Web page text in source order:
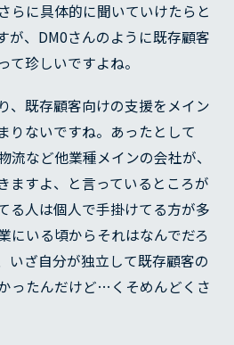
らに具体的に聞いていけたらと
が、DM0さんのように既存顧客
て珍しいですよね。
、既存顧客向けの支援をメイン
りないですね。あったとして
流など他業種メインの会社が、
ますよ、と言っているところが
る人は個人で手掛けてる方が多
にいる頃からそれはなんでだろ
いざ自分が独立して既存顧客の
ったんだけど…くそめんどくさ